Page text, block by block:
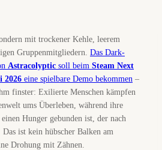
mit trockener Kehle, leerem
Gruppenmitgliedern. Das Dark-
Astracolyptic soll beim Steam Next
2026 eine spielbare Demo bekommen –
finster: Exilierte Menschen kämpfen
ums Überleben, während ihre
Hunger gebunden ist, der nach
ist kein hübscher Balken am
Drohung mit Zähnen.